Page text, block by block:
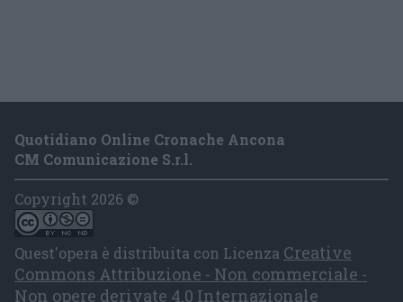
Quotidiano Online Cronache Ancona
CM Comunicazione S.r.l.
Copyright 2026 ©
Quest'opera è distribuita con Licenza Creative
Commons Attribuzione - Non commerciale -
Non opere derivate 4.0 Internazionale